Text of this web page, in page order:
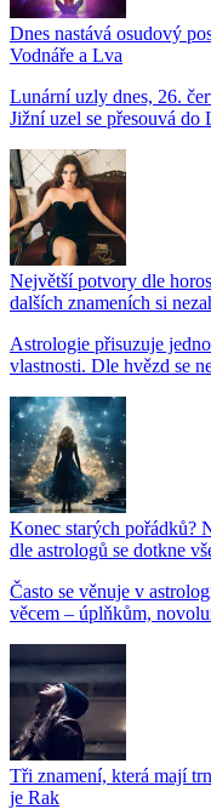
Dnes nastává osudový
Vodnáře a Lva
Lunární uzly dnes, 26.
Jižní uzel se přesouvá do
Největší potvory dle
dalších znameních si
Astrologie přisuzuje
vlastnosti. Dle hvězd se
Konec starých pořádků?
dle astrologů se dotkne
Často se věnuje v
věcem – úplňkům,
Tři znamení, která mají
je Rak